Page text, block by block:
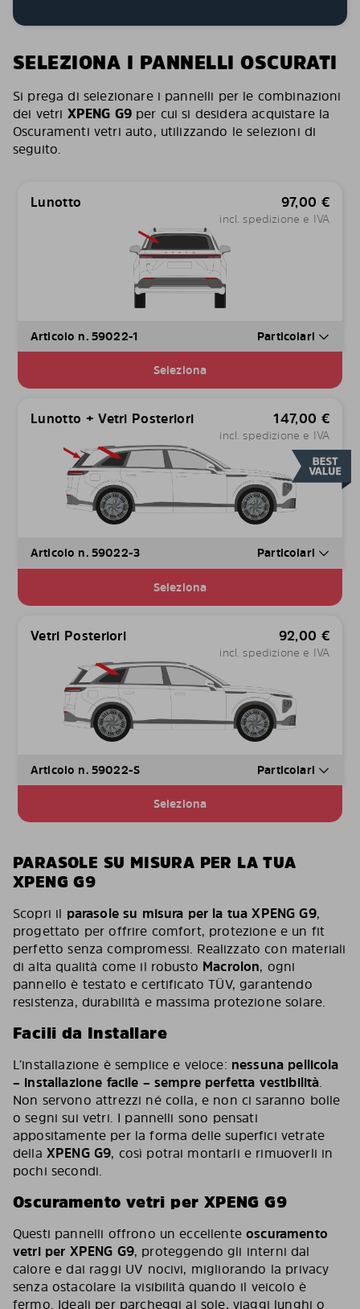
SELEZIONA I PANNELLI OSCURATI
Si prega di selezionare i pannelli per le combinazioni
dei vetri XPENG G9per cui si desidera acquistare la
Oscuramenti vetri auto, utilizzando le selezioni di
seguito.
Lunotto 97,00 €
incl. spedizione e IVA
Articolo n. 59022-1 Particolari
Seleziona
Lunotto + Vetri Posteriori 147,00 €
incl. spedizione e IVA
Articolo n. 59022-3 Particolari
Seleziona
Vetri Posteriori 92,00 €
incl. spedizione e IVA
Articolo n. 59022-S Particolari
Seleziona
PARASOLE SU MISURA PER LA TUA
XPENG G9
Scopri il parasole su misura per la tua XPENG G9,
progettato per offrire comfort, protezione e un fit
perfetto senza compromessi. Realizzato con materiali
di alta qualità come il robusto Macrolon, ogni
pannello è testato e certificato TÜV, garantendo
resistenza, durabilità e massima protezione solare.
Facili da Installare
L’installazione è semplice e veloce: nessuna pellicola
– installazione facile – sempre perfetta vestibilità.
Non servono attrezzi né colla, e non ci saranno bolle
o segni sui vetri. I pannelli sono pensati
appositamente per la forma delle superfici vetrate
della XPENG G9, così potrai montarli e rimuoverli in
pochi secondi.
Oscuramento vetri per XPENG G9
Questi pannelli offrono un eccellenteoscuramento
vetri per XPENG G9, proteggendo gli interni dal
calore e dai raggi UV nocivi, migliorando la privacy
senza ostacolare la visibilità quando il veicolo è
fermo. Ideali per parcheggi al sole, viaggi lunghi o